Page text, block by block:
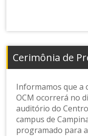
Cerimônia de
Informamos que a
OCM ocorrerá no
auditório do Centro
campus de
programado para